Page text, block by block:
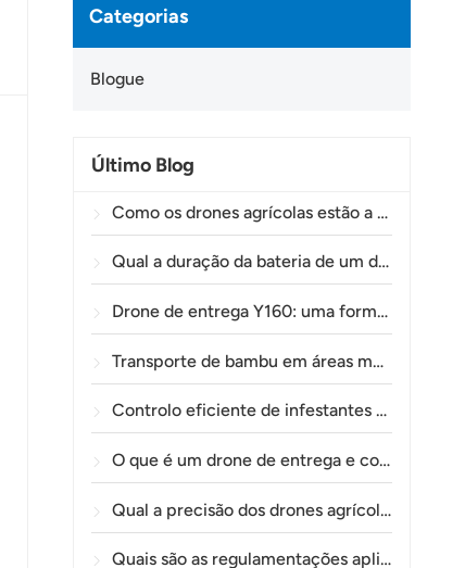
Categorias
Blogue
Último Blog
Como os drones agrícolas estão a ajudar os agricultores brasileiros a melhorar as operações de pulverização de culturas.
Qual a duração da bateria de um drone agrícola?
Drone de entrega Y160: uma forma mais segura e eficiente de transportar materiais para torres de energia em terrenos montanhosos.
Transporte de bambu em áreas montanhosas: como a TOLXGUN Y160 abre uma nova rota da floresta até ao ponto de recolha.
Controlo eficiente de infestantes pré-emergentes no trigo com o drone agrícola A80
O que é um drone de entrega e como funciona a entrega por drone?
Qual a precisão dos drones agrícolas na pulverização e monitorização de plantações?
Quais são as regulamentações aplicáveis ​​à utilização de drones na agricultura em diferentes países?